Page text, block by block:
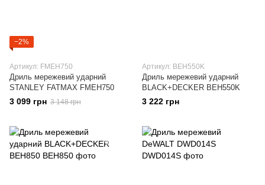
−2%
Артикул: FMEH750
Дриль мережевий ударний
STANLEY FATMAX FMEH750
3 099 грн 3 148 грн
Артикул: BEH550K
Дриль мережевий ударний
BLACK+DECKER BEH550K
3 222 грн